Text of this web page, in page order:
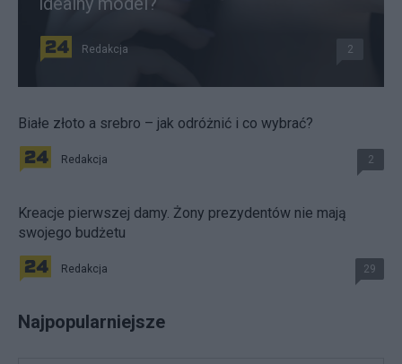
Redakcja 2
Białe złoto a srebro – jak odróżnić i co wybrać?
Redakcja 2
Kreacje pierwszej damy. Żony prezydentów nie mają
swojego budżetu
Redakcja 29
Najpopularniejsze